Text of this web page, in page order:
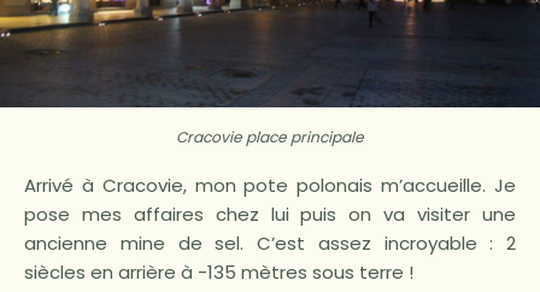
Cracovie place principale
Arrivé à Cracovie, mon pote polonais m’accueille. Je
pose mes affaires chez lui puis on va visiter une
ancienne mine de sel. C’est assez incroyable : 2
siècles en arrière à -135 mètres sous terre !